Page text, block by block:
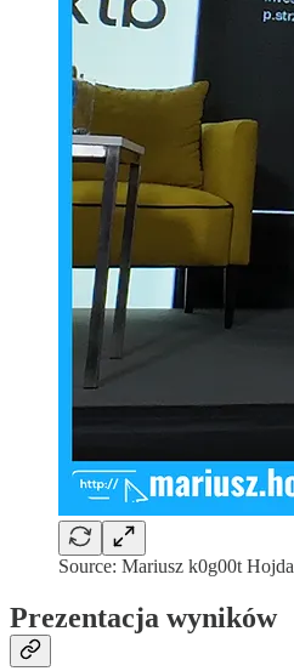
Source: Mariusz k0g00t Hojda
Prezentacja wyników